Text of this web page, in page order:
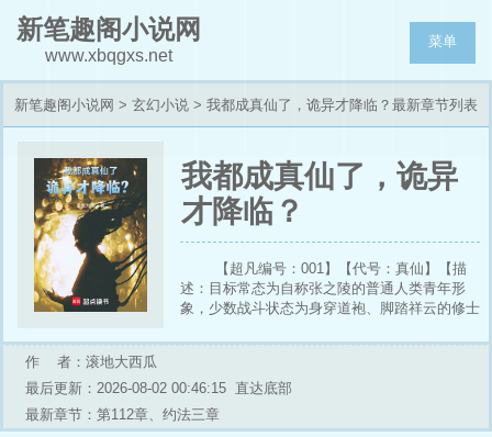
新笔趣阁小说网
www.xbqgxs.net
菜单
新笔趣阁小说网 > 玄幻小说 > 我都成真仙了，诡异才降临？最新章节列表
我都成真仙了，诡异
才降临？
【超凡编号：001】【代号：真仙】【描
述：目标常态为自称张之陵的普通人类青年形
象，少数战斗状态为身穿道袍、脚踏祥云的修士
等特殊形态。 目标自述自身所有超凡神通，皆
已知‘道法’被证实可产生物理层面的超凡效应。
注：多名接触人员尝试研习目标传授的道门功
法，仅掌握基础静心安神之法，无法复刻任何超
作 者：滚地大西瓜
最后更新：2026-08-02 00:46:15 直达底部
最新章节：第112章、约法三章